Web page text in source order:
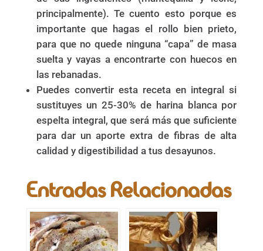
principalmente). Te cuento esto porque es
importante que hagas el rollo bien prieto,
para que no quede ninguna “capa” de masa
suelta y vayas a encontrarte con huecos en
las rebanadas.
Puedes convertir esta receta en integral si
sustituyes un 25-30% de harina blanca por
espelta integral, que será más que suficiente
para dar un aporte extra de fibras de alta
calidad y digestibilidad a tus desayunos.
Entradas Relacionadas